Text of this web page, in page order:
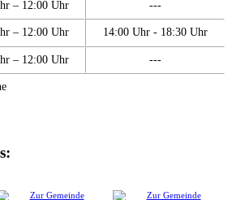
– 12:00 Uhr ---
– 12:00 Uhr 14:00 Uhr - 18:30 Uhr
– 12:00 Uhr ---